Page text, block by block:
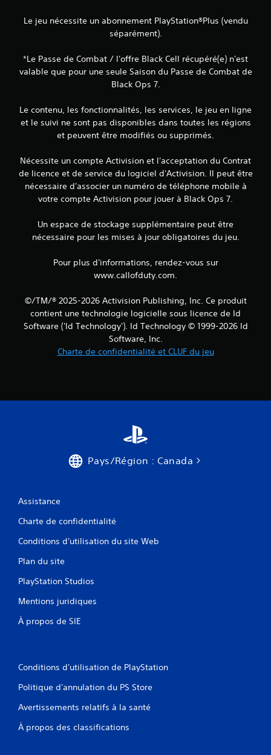
Le jeu nécessite un abonnement PlayStation®Plus (vendu
séparément).
*Le Passe de Combat / l'offre Black Cell récupéré(e) n'est
valable que pour une seule Saison du Passe de Combat de
Black Ops 7.
Le contenu, les fonctionnalités, les services, le jeu en ligne
et le suivi ne sont pas disponibles dans toutes les régions
et peuvent être modifiés ou supprimés.
Nécessite un compte Activision et l'acceptation du Contrat
de licence et de service du logiciel d'Activision. Il peut être
nécessaire d'associer un numéro de téléphone mobile à
votre compte Activision pour jouer à Black Ops 7.
Un espace de stockage supplémentaire peut être
nécessaire pour les mises à jour obligatoires du jeu.
Pour plus d'informations, rendez-vous sur
www.callofduty.com.
©/TM/® 2025-2026 Activision Publishing, Inc. Ce produit
contient une technologie logicielle sous licence de Id
Software ('Id Technology'). Id Technology © 1999-2026 Id
Software, Inc.
Charte de confidentialité et CLUF du jeu
Pays/Région : Canada
Assistance
Charte de confidentialité
Conditions d'utilisation du site Web
Plan du site
PlayStation Studios
Mentions juridiques
À propos de SIE
Conditions d'utilisation de PlayStation
Politique d'annulation du PS Store
Avertissements relatifs à la santé
À propos des classifications